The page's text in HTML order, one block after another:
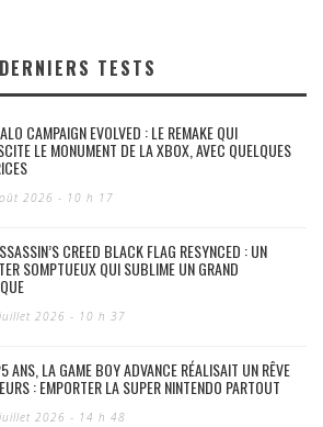
DERNIERS TESTS
CAMPAIGN EVOLVED : LE REMAKE QUI
LE MONUMENT DE LA XBOX, AVEC QUELQUES
2026 - 10 h 17
CREED BLACK FLAG RESYNCED : UN
SOMPTUEUX QUI SUBLIME UN GRAND
2026 - 10 h 37
ANS, LA GAME BOY ADVANCE RÉALISAIT UN RÊVE
: EMPORTER LA SUPER NINTENDO PARTOUT
2026 - 14 h 48